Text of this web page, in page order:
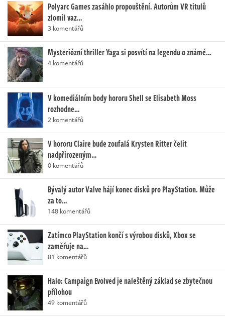
Polyarc Games zasáhlo propouštění. Autorům VR titulů
zlomil vaz…
3 komentářů
Mysteriózní thriller Yaga si posvítí na legendu o známé…
4 komentářů
V komediálním body hororu Shell se Elisabeth Moss
rozhodne…
2 komentářů
V hororu Claire bude zoufalá Krysten Ritter čelit
nadpřirozeným…
0 komentářů
Bývalý autor Valve hájí konec disků pro PlayStation. Může
za to…
148 komentářů
Zatímco PlayStation končí s výrobou disků, Xbox se
zaměřuje na…
81 komentářů
Halo: Campaign Evolved je naleštěný základ se zbytečnou
přílohou
49 komentářů